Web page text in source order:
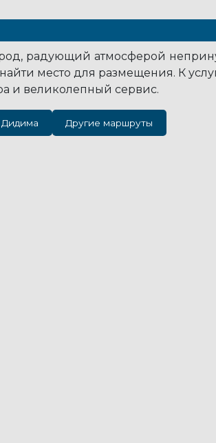
радующий атмосферой
место для размещения. К
и великолепный сервис.
Дидима Другие маршруты